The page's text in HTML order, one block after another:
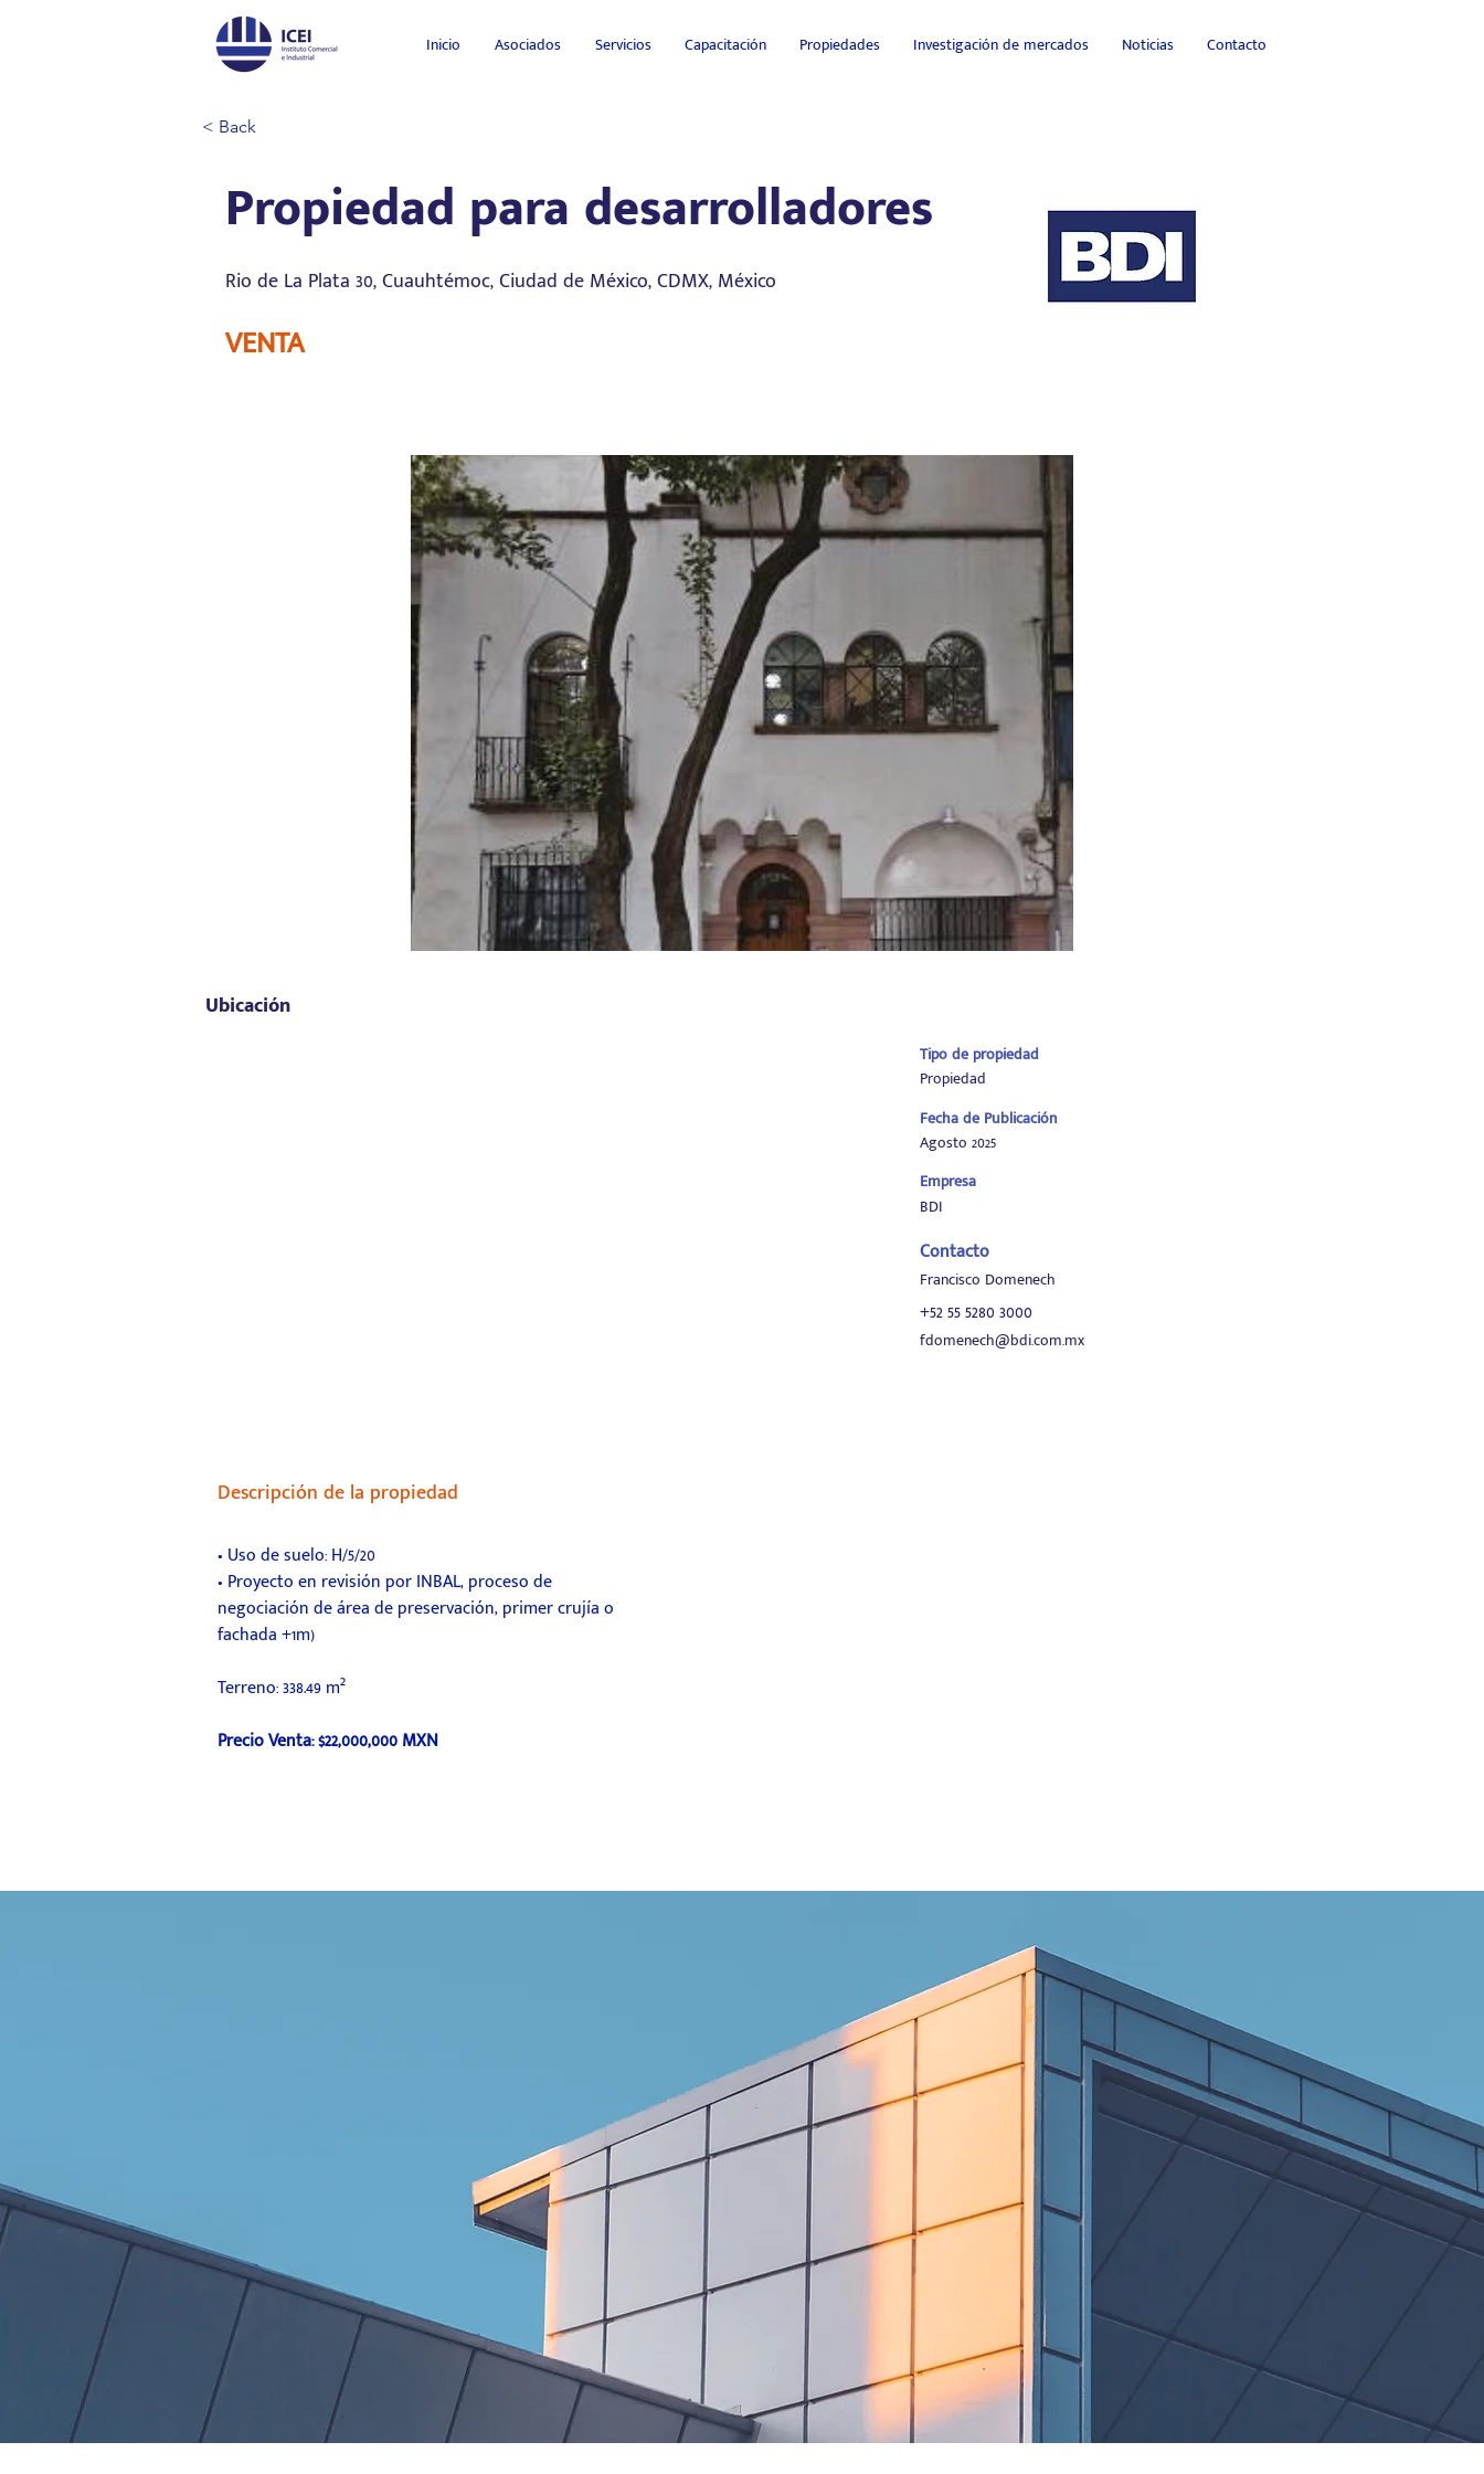
Inicio Asociados Servicios Capacitación Propiedades Investigación de mercados Noticias Contacto
< Back
Propiedad para desarrolladores
Rio de La Plata 30, Cuauhtémoc, Ciudad de México, CDMX, México
VENTA
Ubicación
Tipo de propiedad
Propiedad
Fecha de Publicación
Agosto 2025
BDI
Empresa
Contacto
Francisco Domenech
+52 55 5280 3000
fdomenech@bdi.com.mx
Descripción de la propiedad
• Uso de suelo: H/5/20
• Proyecto en revisión por INBAL, proceso de
negociación de área de preservación, primer crujía o
fachada +1m)
Terreno:338.49 m²
Precio Venta: $22,000,000 MXN